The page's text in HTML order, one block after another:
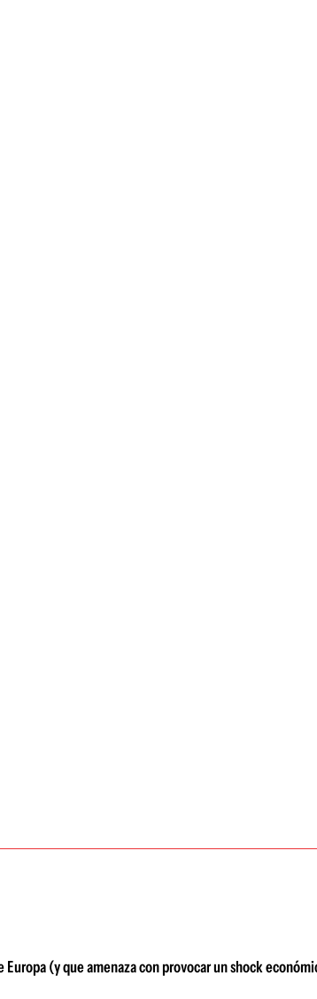
(y que amenaza con provocar un shock